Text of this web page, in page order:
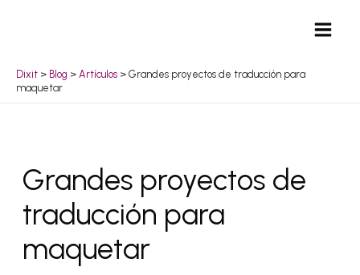
Dixit > Blog > Artículos > Grandes proyectos de traducción para
maquetar
Grandes proyectos de
traducción para
maquetar
de
entradas